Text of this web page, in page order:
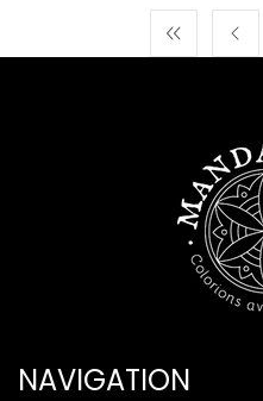
NAVIGATION